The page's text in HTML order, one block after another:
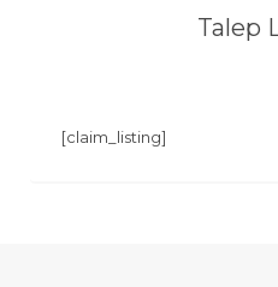
Talep
[claim_listing]